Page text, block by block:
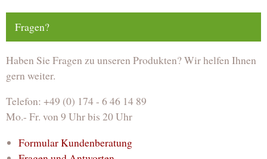
Fragen?
Haben Sie Fragen zu unseren Produkten? Wir helfen Ihnen
gern weiter.
Telefon: +49 (0) 174 - 6 46 14 89
Mo.- Fr. von 9 Uhr bis 20 Uhr
Formular Kundenberatung